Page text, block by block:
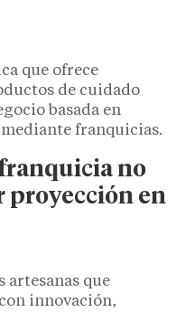
que ofrece
de cuidado
basada en
franquicias.
no
proyección en
artesanas que
innovación,